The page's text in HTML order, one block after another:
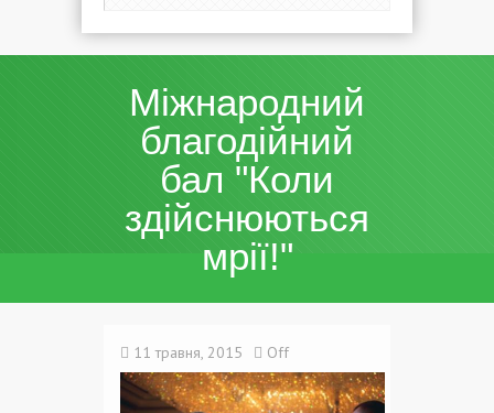
Міжнародний
благодійний
бал "Коли
здійснюються
мрії!"
11 травня, 2015 Off